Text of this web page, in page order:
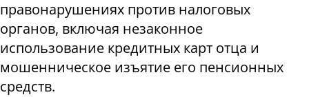
правонарушениях против налоговых
органов, включая незаконное
использование кредитных карт отца и
мошенническое изъятие его пенсионных
средств.